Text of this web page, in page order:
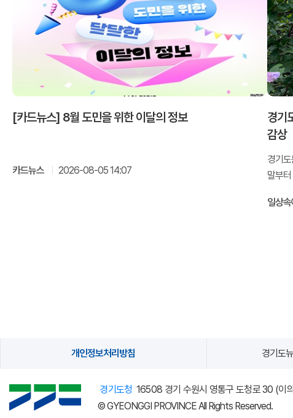
[카드뉴스] 8월 도민을 위한 이달의 정보
카드뉴스 2026-08-05 14:07
경기
감상
경기
말부
일상속
개인정보처리방침 경기도
경기도청 16508 경기 수원시 영통구 도청로 30 (이
© GYEONGGI PROVINCE All Rights Reserved.